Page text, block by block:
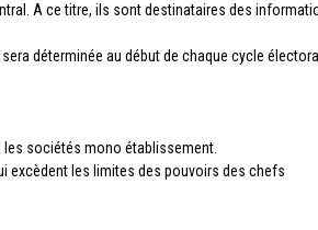
A ce titre, ils sont destinataires des
déterminée au début de chaque cycle
les sociétés mono établissement.
excèdent les limites des pouvoirs des chefs